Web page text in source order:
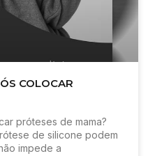
COLOCAR
próteses de mama?
de silicone podem
impede a